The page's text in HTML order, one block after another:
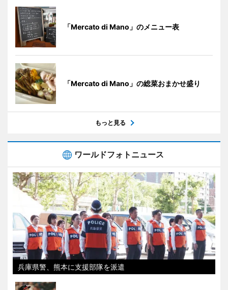
「Mercato di Mano」のメニュー表
「Mercato di Mano」の総菜おまかせ盛り
もっと見る
ワールドフォトニュース
兵庫県警、熊本に支援部隊を派遣